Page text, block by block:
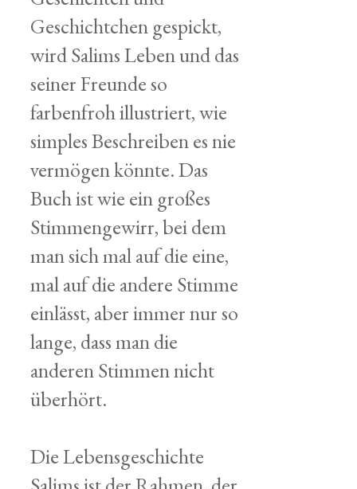
Geschichtchen gespickt,
wird Salims Leben und das
seiner Freunde so
farbenfroh illustriert, wie
simples Beschreiben es nie
vermögen könnte. Das
Buch ist wie ein großes
Stimmengewirr, bei dem
man sich mal auf die eine,
mal auf die andere Stimme
einlässt, aber immer nur so
lange, dass man die
anderen Stimmen nicht
überhört.
Die Lebensgeschichte